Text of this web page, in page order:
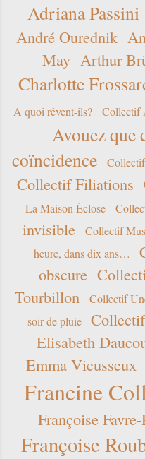
Adriana Passini
André Ourednik
May Arthur
Charlotte
A quoi rêvent-ils?
Collectif
Avouez que
coïncidence
Collectif Filiations
La Maison Éclose
invisible
Collectif
heure, dans dix ans…
obscure
Tourbillon
Collectif
soir de pluie
Elisabeth
Emma Vieusseux
Francine
Françoise
Françoise